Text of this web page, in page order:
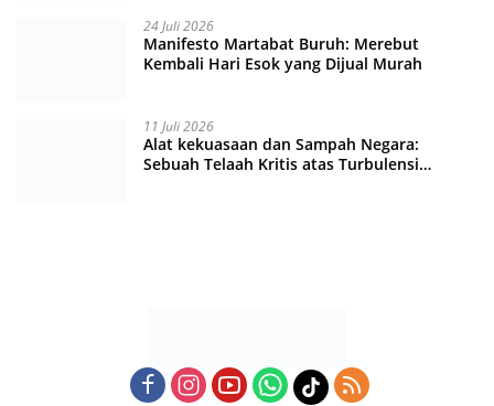
24 Juli 2026
Manifesto Martabat Buruh: Merebut
Kembali Hari Esok yang Dijual Murah
11 Juli 2026
Alat kekuasaan dan Sampah Negara:
Sebuah Telaah Kritis atas Turbulensi